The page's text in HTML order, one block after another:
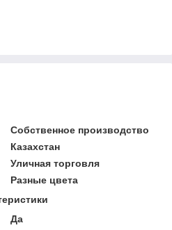
Собственное производство
Казахстан
Уличная торговля
Разные цвета
Да